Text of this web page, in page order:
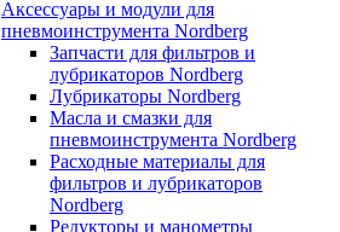
Аксессуары и модули для
пневмоинструмента Nordberg
Запчасти для фильтров и
лубрикаторов Nordberg
Лубрикаторы Nordberg
Масла и смазки для
пневмоинструмента Nordberg
Расходные материалы для
фильтров и лубрикаторов
Nordberg
Редукторы и манометры